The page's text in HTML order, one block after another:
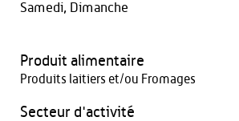
Samedi, Dimanche
Produit alimentaire
Produits laitiers et/ou Fromages
Secteur d'activité